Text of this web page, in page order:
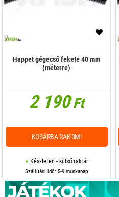
Happet gégecső fekete 40 mm
(méterre)
2 190Ft
Készleten - külső raktár
Szállítási idő: 5-9 munkanap
KOSÁRBA RAKOM!